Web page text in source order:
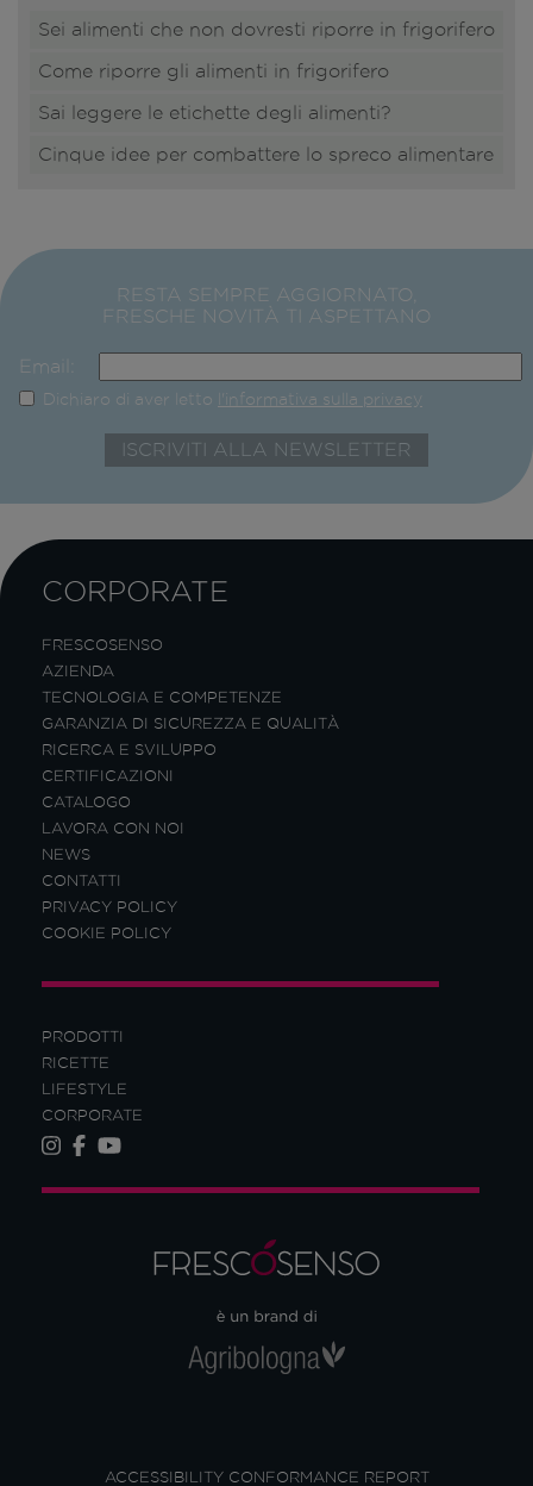
Sei alimenti che non dovresti riporre in frigorifero
Come riporre gli alimenti in frigorifero
Sai leggere le etichette degli alimenti?
Cinque idee per combattere lo spreco alimentare
RESTA SEMPRE AGGIORNATO,
FRESCHE NOVITÀ TI ASPETTANO
Email:
Dichiaro di aver letto l'informativa sulla privacy
PRODOTTI
RICETTE
LIFESTYLE
CORPORATE
CORPORATE
FRESCOSENSO
AZIENDA
TECNOLOGIA E COMPETENZE
GARANZIA DI SICUREZZA E QUALITÀ
RICERCA E SVILUPPO
CERTIFICAZIONI
CATALOGO
LAVORA CON NOI
NEWS
CONTATTI
PRIVACY POLICY
COOKIE POLICY
ACCESSIBILITY CONFORMANCE REPORT